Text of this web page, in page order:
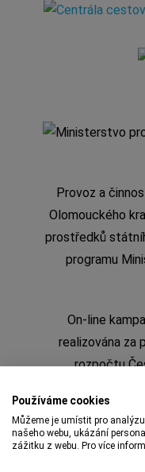
Provoz a
Olomouckého
prostředků
programu
On-line
realizována za
rozpočtu
Používáme cookies
Můžeme je umístit pro
našeho webu, ukázání
zážitku z webu. Pro více